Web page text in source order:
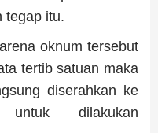
tegap itu.
oknum tersebut
tertib satuan maka
diserahkan ke
untuk dilakukan